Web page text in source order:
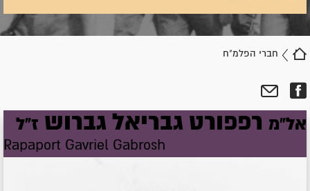
חברי הפלמ"ח
אל"מ רפפורט גבריאל גברוש ז"ל
Rapaport Gavriel Gabrosh